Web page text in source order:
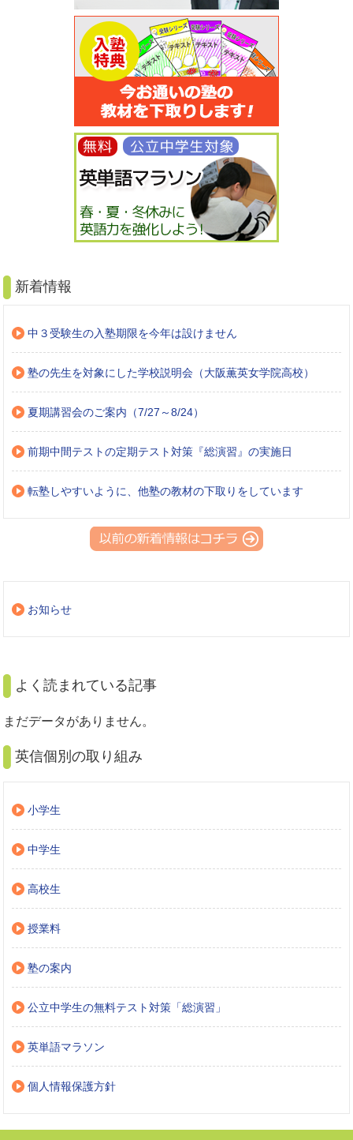
新着情報
中３受験生の入塾期限を今年は設けません
塾の先生を対象にした学校説明会（大阪薫英女学院高校）
夏期講習会のご案内（7/27～8/24）
前期中間テストの定期テスト対策『総演習』の実施日
転塾しやすいように、他塾の教材の下取りをしています
お知らせ
よく読まれている記事
まだデータがありません。
英信個別の取り組み
小学生
中学生
高校生
授業料
塾の案内
公立中学生の無料テスト対策「総演習」
英単語マラソン
個人情報保護方針